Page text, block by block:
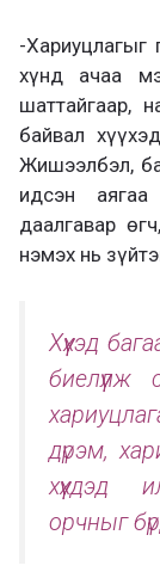
-Хариуцлагыг
хүнд ачаа
шаттайгаар,
байвал
Жишээлбэл,
идсэн
даалгавар
нэмэх нь
Хүүхэд
дүрэм,
хүүхдэд
орчныг